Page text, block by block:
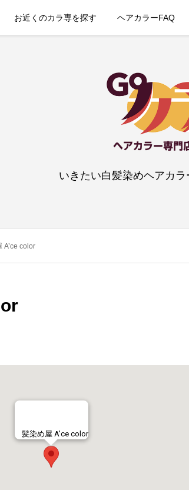
お近くのカラ専を探す ヘアカラーFAQ
いきたい白髪染めヘアカラ
A’ce color
髪染め屋 A'ce color